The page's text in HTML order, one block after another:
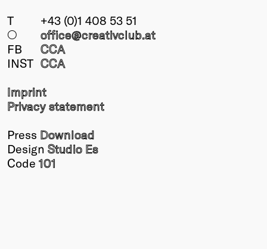
T
+43 (0)1 408 53 51
○
office@creativclub.at
FB
CCA
INST CCA
Imprint
Privacy statement
Press Download
Design Studio Es
Code 101